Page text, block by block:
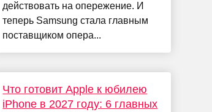
действовать на опережение. И
теперь Samsung стала главным
поставщиком опера...
Что готовит Apple к юбилею
iPhone в 2027 году: 6 главных